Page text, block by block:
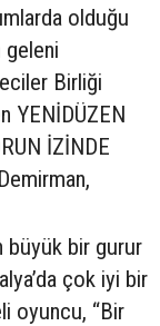
olduğu
geleni
Birliği
YENİDÜZEN
İZİNDE
büyük bir gurur
çok iyi bir
oyuncu, “Bir